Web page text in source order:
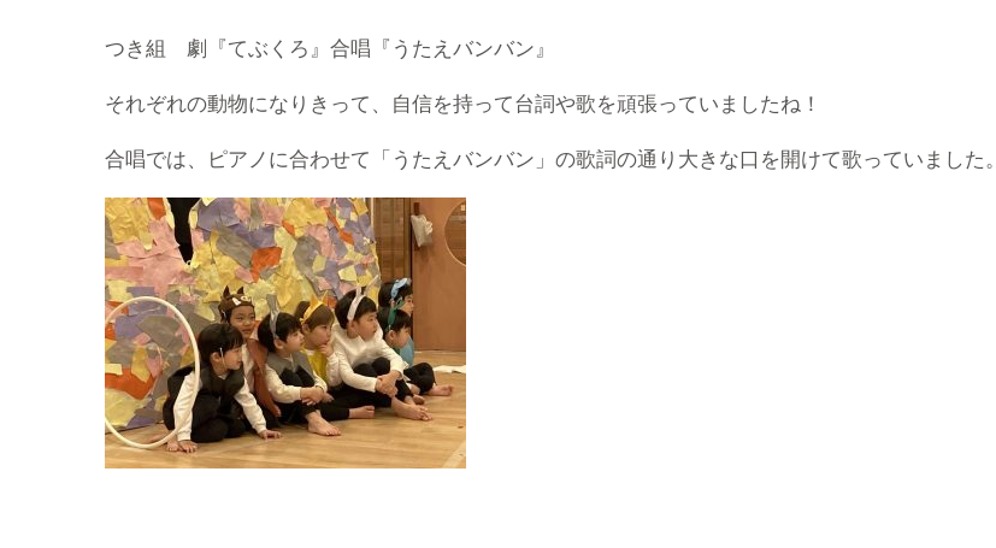
つき組 劇『てぶくろ』合唱『うたえバンバン』
それぞれの動物になりきって、自信を持って台詞や歌を頑張っていましたね！
合唱では、ピアノに合わせて「うたえバンバン」の歌詞の通り大きな口を開けて歌っていました。